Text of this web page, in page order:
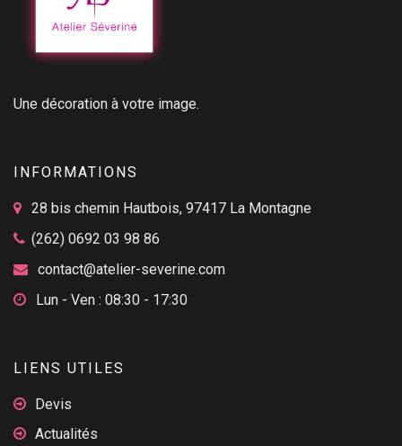
Une décoration à votre image.
INFORMATIONS
28 bis chemin Hautbois, 97417 La Montagne
(262) 0692 03 98 86
contact@atelier-severine.com
Lun - Ven : 08:30 - 17:30
LIENS UTILES
Devis
Actualités